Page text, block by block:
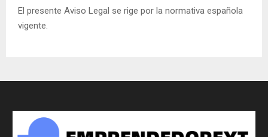
El presente Aviso Legal se rige por la normativa española
vigente.